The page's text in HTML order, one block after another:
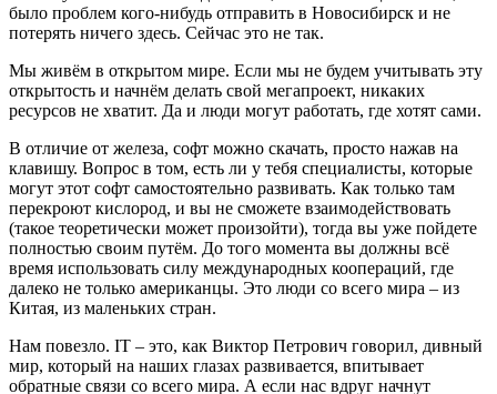
было проблем кого-нибудь отправить в Новосибирск и не
потерять ничего здесь. Сейчас это не так.
Мы живём в открытом мире. Если мы не будем учитывать эту
открытость и начнём делать свой мегапроект, никаких
ресурсов не хватит. Да и люди могут работать, где хотят сами.
В отличие от железа, софт можно скачать, просто нажав на
клавишу. Вопрос в том, есть ли у тебя специалисты, которые
могут этот софт самостоятельно развивать. Как только там
перекроют кислород, и вы не сможете взаимодействовать
(такое теоретически может произойти), тогда вы уже пойдете
полностью своим путём. До того момента вы должны всё
время использовать силу международных коопераций, где
далеко не только американцы. Это люди со всего мира – из
Китая, из маленьких стран.
Нам повезло. IT – это, как Виктор Петрович говорил, дивный
мир, который на наших глазах развивается, впитывает
обратные связи со всего мира. А если нас вдруг начнут